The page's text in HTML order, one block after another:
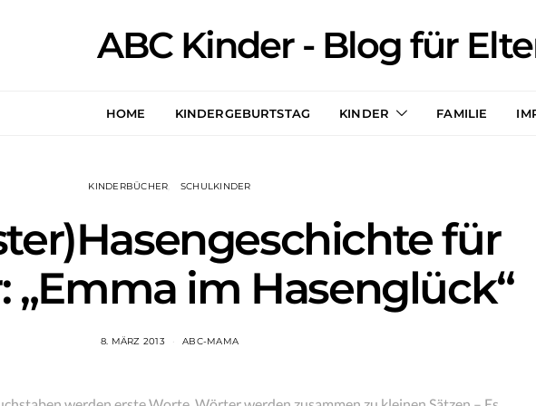
ABC Kinder - Blog für
HOME KINDERGEBURTSTAG KINDER FAMILIE
KINDERBÜCHER SCHULKINDER
für
„Emma im Hasenglück“
8. MÄRZ 2013 ABC-MAMA